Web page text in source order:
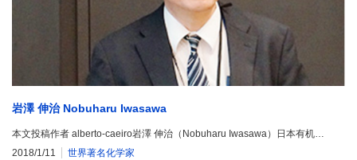
岩澤 伸治 Nobuharu Iwasawa
本文投稿作者 alberto-caeiro岩澤 伸治（Nobuharu Iwasawa）日本有机…
2018/1/11
世界著名化学家